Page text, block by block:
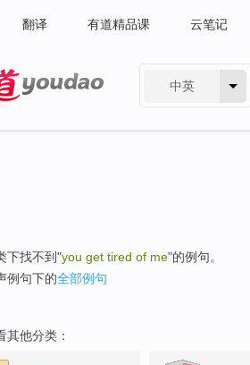
翻译 有道精品课 云笔记
中英
下找不到"you get tired of me"的例句。
例句下的全部例句
其他分类：